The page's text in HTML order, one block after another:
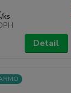
/ks
Detail